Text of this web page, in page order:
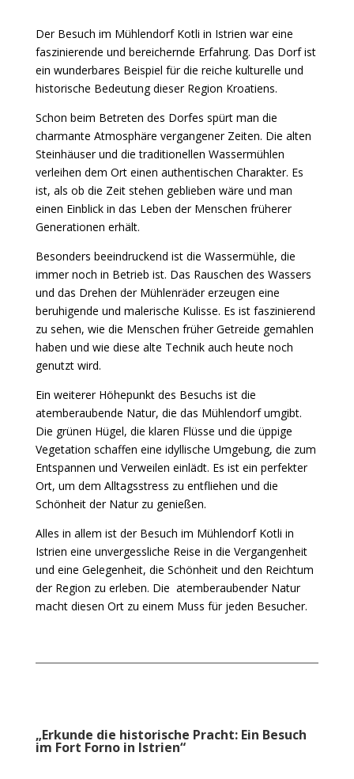
Der Besuch im Mühlendorf Kotli in Istrien war eine
faszinierende und bereichernde Erfahrung. Das Dorf ist
ein wunderbares Beispiel für die reiche kulturelle und
historische Bedeutung dieser Region Kroatiens.
Schon beim Betreten des Dorfes spürt man die
charmante Atmosphäre vergangener Zeiten. Die alten
Steinhäuser und die traditionellen Wassermühlen
verleihen dem Ort einen authentischen Charakter. Es
ist, als ob die Zeit stehen geblieben wäre und man
einen Einblick in das Leben der Menschen früherer
Generationen erhält.
Besonders beeindruckend ist die Wassermühle, die
immer noch in Betrieb ist. Das Rauschen des Wassers
und das Drehen der Mühlenräder erzeugen eine
beruhigende und malerische Kulisse. Es ist faszinierend
zu sehen, wie die Menschen früher Getreide gemahlen
haben und wie diese alte Technik auch heute noch
genutzt wird.
Ein weiterer Höhepunkt des Besuchs ist die
atemberaubende Natur, die das Mühlendorf umgibt.
Die grünen Hügel, die klaren Flüsse und die üppige
Vegetation schaffen eine idyllische Umgebung, die zum
Entspannen und Verweilen einlädt. Es ist ein perfekter
Ort, um dem Alltagsstress zu entfliehen und die
Schönheit der Natur zu genießen.
Alles in allem ist der Besuch im Mühlendorf Kotli in
Istrien eine unvergessliche Reise in die Vergangenheit
und eine Gelegenheit, die Schönheit und den Reichtum
der Region zu erleben. Die atemberaubender Natur
macht diesen Ort zu einem Muss für jeden Besucher.
„Erkunde die historische Pracht: Ein Besuch
im Fort Forno in Istrien“